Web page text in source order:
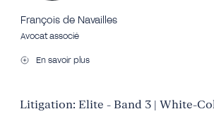
François de Navailles
Avocat associé
En savoir plus
Litigation: Elite - Band 3 | White-